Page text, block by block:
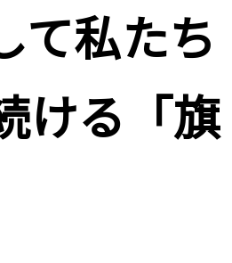
て私たち
ける「旗